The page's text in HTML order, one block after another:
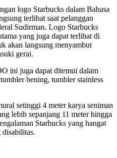
logo Starbucks dalam Bahasa
terlihat saat pelanggan
Sudirman. Logo Starbucks
yang juga dapat terlihat di
akan langsung menyambut
gerai.
ini juga dapat ditemui dalam
bening, tumbler stainless
setinggi 4 meter karya seniman
lebih sepanjang 11 meter hingga
Starbucks yang hangat
disabilitas.